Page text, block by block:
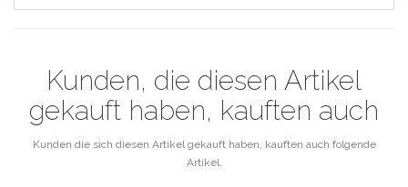
Kunden, die diesen Artikel
gekauft haben, kauften auch
Kunden die sich diesen Artikel gekauft haben, kauften auch folgende
Artikel.